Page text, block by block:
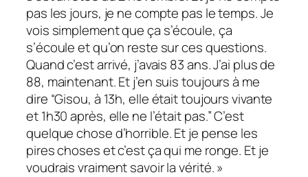
pas les jours, je ne compte pas le temps. Je
vois simplement que ça s’écoule, ça
s’écoule et qu’on reste sur ces questions.
Quand c’est arrivé, j’avais 83ans. J’ai plus de
88, maintenant. Et j’en suis toujours à me
dire “Gisou, à 13h, elle était toujours vivante
et 1h30 après, elle ne l’était pas.” C’est
quelque chose d’horrible. Et je pense les
pires choses et c’est ça qui me ronge. Et je
voudrais vraiment savoir la vérité.»